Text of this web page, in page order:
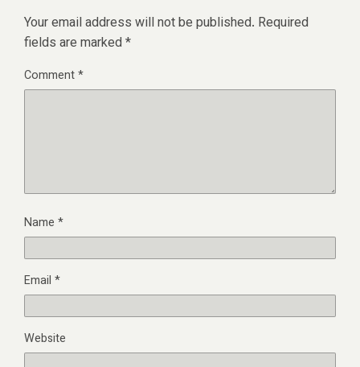
Your email address will not be published. Required
fields are marked *
Comment*
Name *
Email *
Website